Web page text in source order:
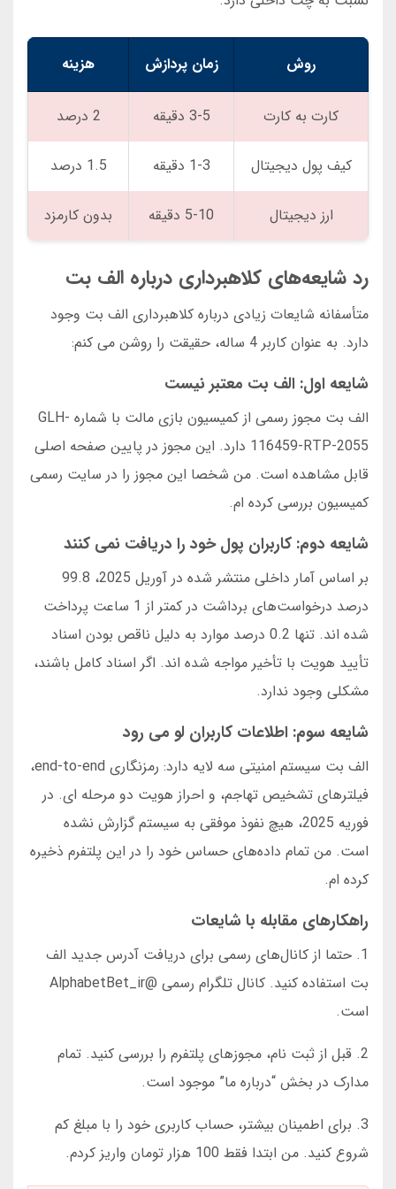
روش زمان پردازش هزینه
کارت به کارت 3-5 دقیقه 2 درصد
کیف پول دیجیتال 1-3 دقیقه 1.5 درصد
ارز دیجیتال 5-10 دقیقه بدون کارمزد
رد شایعه‌های کلاهبرداری درباره الف بت
متأسفانه شایعات زیادی درباره کلاهبرداری الف بت وجود
دارد. به عنوان کاربر 4 ساله، حقیقت را روشن می کنم:
شایعه اول: الف بت معتبر نیست
الف بت مجوز رسمی از کمیسیون بازی مالت با شماره GLH-
116459-RTP-2055 دارد. این مجوز در پایین صفحه اصلی
قابل مشاهده است. من شخصا این مجوز را در سایت رسمی
کمیسیون بررسی کرده ام.
شایعه دوم: کاربران پول خود را دریافت نمی کنند
بر اساس آمار داخلی منتشر شده در آوریل 2025، 99.8
درصد درخواست‌های برداشت در کمتر از 1 ساعت پرداخت
شده اند. تنها 0.2 درصد موارد به دلیل ناقص بودن اسناد
تأیید هویت با تأخیر مواجه شده اند. اگر اسناد کامل باشند،
مشکلی وجود ندارد.
شایعه سوم: اطلاعات کاربران لو می رود
الف بت سیستم امنیتی سه لایه دارد: رمزنگاری end-to-end،
فیلترهای تشخیص تهاجم، و احراز هویت دو مرحله ای. در
فوریه 2025، هیچ نفوذ موفقی به سیستم گزارش نشده
است. من تمام داده‌های حساس خود را در این پلتفرم ذخیره
کرده ام.
راهکارهای مقابله با شایعات
1. حتما از کانال‌های رسمی برای دریافت آدرس جدید الف
بت استفاده کنید. کانال تلگرام رسمی @AlphabetBet_ir
است.
2. قبل از ثبت نام، مجوزهای پلتفرم را بررسی کنید. تمام
مدارک در بخش “درباره ما” موجود است.
3. برای اطمینان بیشتر، حساب کاربری خود را با مبلغ کم
شروع کنید. من ابتدا فقط 100 هزار تومان واریز کردم.